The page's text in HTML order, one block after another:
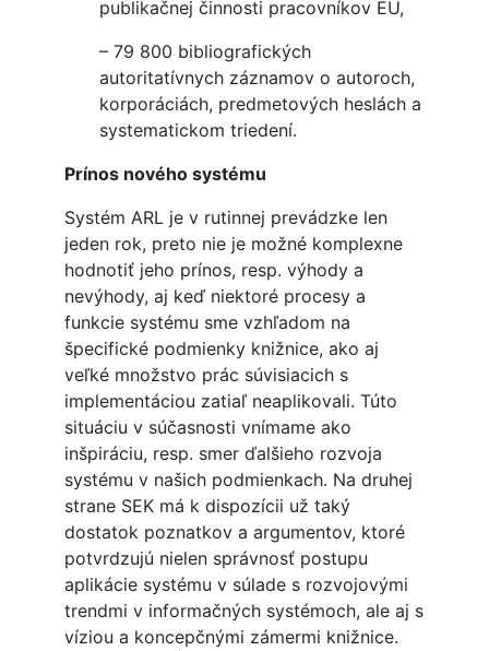
publikačnej činnosti pracovníkov EU,
– 79 800 bibliografických
autoritatívnych záznamov o autoroch,
korporáciách, predmetových heslách a
systematickom triedení.
Prínos nového systému
Systém ARL je v rutinnej prevádzke len
jeden rok, preto nie je možné komplexne
hodnotiť jeho prínos, resp. výhody a
nevýhody, aj keď niektoré procesy a
funkcie systému sme vzhľadom na
špecifické podmienky knižnice, ako aj
veľké množstvo prác súvisiacich s
implementáciou zatiaľ neaplikovali. Túto
situáciu v súčasnosti vnímame ako
inšpiráciu, resp. smer ďalšieho rozvoja
systému v našich podmienkach. Na druhej
strane SEK má k dispozícii už taký
dostatok poznatkov a argumentov, ktoré
potvrdzujú nielen správnosť postupu
aplikácie systému v súlade s rozvojovými
trendmi v informačných systémoch, ale aj s
víziou a koncepčnými zámermi knižnice.